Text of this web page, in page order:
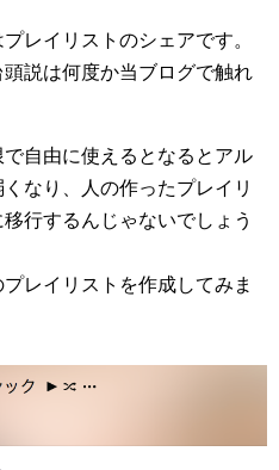
レイリストのシェアです。
説は何度か当ブログで触れ
自由に使えるとなるとアル
なり、人の作ったプレイリ
行するんじゃないでしょう
レイリストを作成してみま